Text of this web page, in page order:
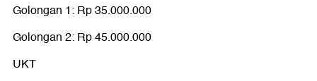
Golongan 1: Rp 35.000.000
Golongan 2: Rp 45.000.000
UKT